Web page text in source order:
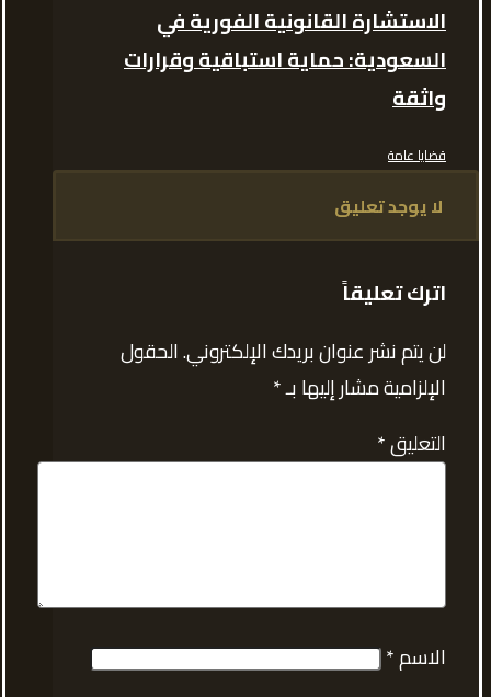
الاستشارة القانونية الفورية في
السعودية: حماية استباقية وقرارات
واثقة
قضايا عامة
لا يوجد تعليق
اترك تعليقاً
لن يتم نشر عنوان بريدك الإلكتروني.الحقول
الإلزامية مشار إليها بـ*
التعليق*
الاسم*